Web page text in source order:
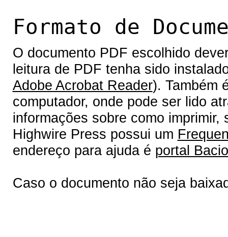
Formato de
O documento PDF escolhido
leitura de PDF tenha sido
Adobe Acrobat Reader). Também
computador, onde pode ser lido
informações sobre como
Highwire Press possui um
endereço para ajuda é portal
Caso o documento não seja